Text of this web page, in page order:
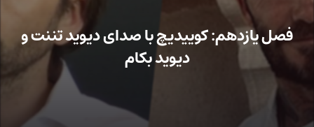
فصل یازدهم: کوییدیچ با صدای دیوید تننت و
دیوید بکام